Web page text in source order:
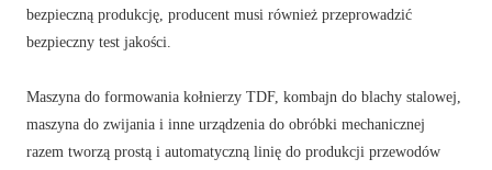
bezpieczną produkcję, producent musi również przeprowadzić
bezpieczny test jakości.
Maszyna do formowania kołnierzy TDF, kombajn do blachy stalowej,
maszyna do zwijania i inne urządzenia do obróbki mechanicznej
razem tworzą prostą i automatyczną linię do produkcji przewodów